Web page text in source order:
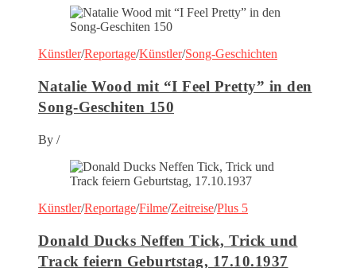
Künstler/Reportage/Künstler/Song-Geschichten
Natalie Wood mit “I Feel Pretty” in den
Song-Geschiten 150
By /
Künstler/Reportage/Filme/Zeitreise/Plus 5
Donald Ducks Neffen Tick, Trick und
Track feiern Geburtstag, 17.10.1937